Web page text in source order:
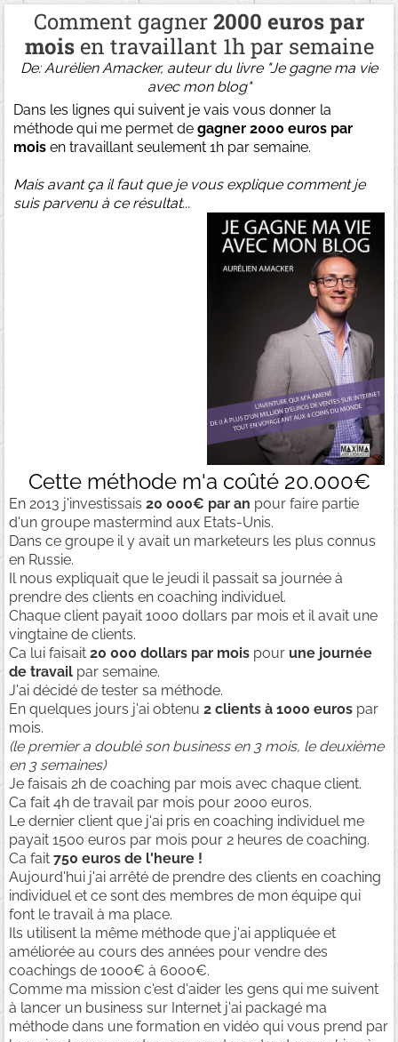
Comment gagner2000 euros par
moisen travaillant 1h par semaine
De: Aurélien Amacker, auteur du livre "Je gagne ma vie
avec mon blog"
Dans les lignes qui suivent je vais vous donner la
méthode qui me permet de gagner 2000 euros par
mois en travaillant seulement 1h par semaine.
Mais avant ça il faut que je vous explique comment je
suis parvenu à ce résultat...
Cette méthode m'a coûté 20.000€
En 2013 j'investissais 20 000€ par an pour faire partie
d'un groupe mastermind aux Etats-Unis.
Dans ce groupe il y avait un marketeurs les plus connus
en Russie.
Il nous expliquait que le jeudi il passait sa journée à
prendre des clients en coaching individuel.
Chaque client payait 1000 dollars par mois et il avait une
vingtaine de clients.
Ca lui faisait 20 000 dollars par mois pour une journée
de travail par semaine.
J'ai décidé de tester sa méthode.
En quelques jours j'ai obtenu 2 clients à 1000 euros par
mois.
(le premier a doublé son business en 3 mois, le deuxième
en 3 semaines)
Je faisais 2h de coaching par mois avec chaque client.
Ca fait 4h de travail par mois pour 2000 euros.
Le dernier client que j'ai pris en coaching individuel me
payait 1500 euros par mois pour 2 heures de coaching.
Ca fait 750 euros de l'heure !
Aujourd'hui j'ai arrêté de prendre des clients en coaching
individuel et ce sont des membres de mon équipe qui
font le travail à ma place.
Ils utilisent la même méthode que j'ai appliquée et
améliorée au cours des années pour vendre des
coachings de 1000€ à 6000€.
Comme ma mission c'est d'aider les gens qui me suivent
à lancer un business sur Internet j'ai packagé ma
méthode dans une formation en vidéo qui vous prend par